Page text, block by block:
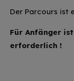
Der Parcours ist
Für Anfänger
erforderlich !